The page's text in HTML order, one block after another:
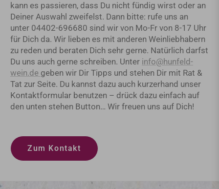
kann es passieren, dass Du nicht fündig wirst oder an
Deiner Auswahl zweifelst. Dann bitte: rufe uns an
unter 04402-696680 sind wir von Mo-Fr von 8-17 Uhr
für Dich da. Wir lieben es mit anderen Weinliebhabern
zu reden und beraten Dich sehr gerne. Natürlich darfst
Du uns auch gerne schreiben. Unter info@hunfeld-
wein.de geben wir Dir Tipps und stehen Dir mit Rat &
Tat zur Seite. Du kannst dazu auch kurzerhand unser
Kontaktformular benutzen – drück dazu einfach auf
den unten stehen Button… Wir freuen uns auf Dich!
Zum Kontakt